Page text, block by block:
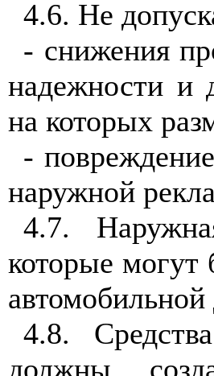
4.6. Не
- снижения
надежности и
на которых
-
наружной
4.7.
которые могут
4.8.
должны